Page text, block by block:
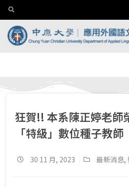
狂賀!! 本系陳正婷老師
「特級」數位種子教師
30 11 月, 2023 最新消息,